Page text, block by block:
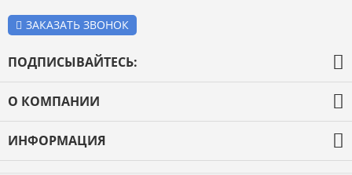
Товар . Качественный? Какие его плюсы и минусы?
ЗАКАЗАТЬ ЗВОНОК
ПОДПИСЫВАЙТЕСЬ:
О КОМПАНИИ
ИНФОРМАЦИЯ
Каталог товаров